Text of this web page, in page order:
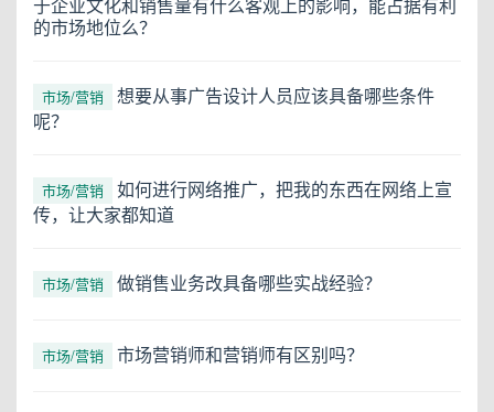
的市场地位么？
市场/营销
想要从事广告设计人员应该具备哪些条件
呢？
市场/营销
如何进行网络推广，把我的东西在网络上宣
传，让大家都知道
市场/营销 做销售业务改具备哪些实战经验？
市场/营销 市场营销师和营销师有区别吗？